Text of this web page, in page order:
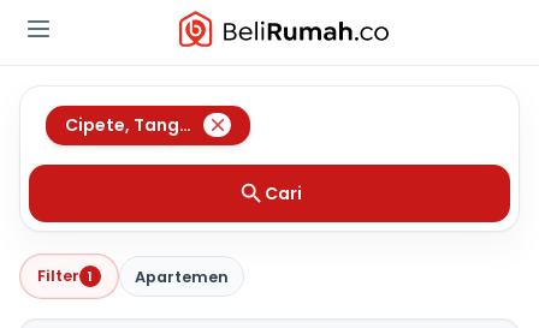
Cipete, Tangerang
Cari
Filter 1 Apartemen